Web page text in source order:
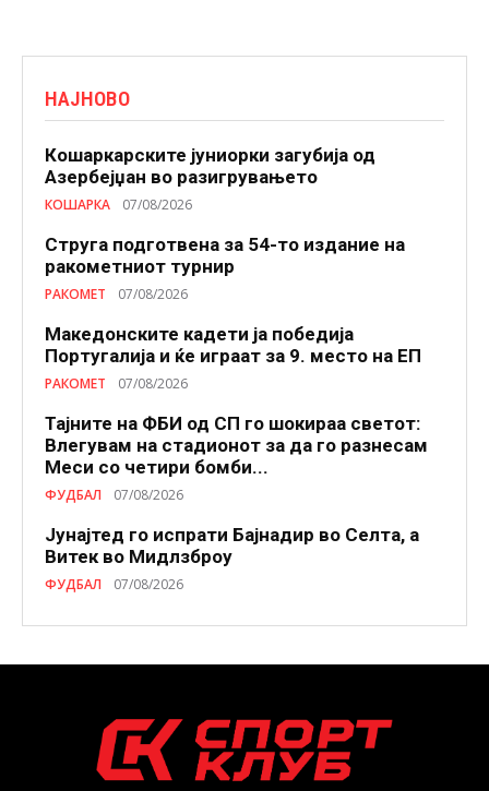
НАЈНОВО
Кошаркарските јуниорки загубија од
Азербејџан во разигрувањето
КОШАРКА 07/08/2026
Струга подготвена за 54-то издание на
ракометниот турнир
РАКОМЕТ 07/08/2026
Македонските кадети ја победија
Португалија и ќе играат за 9. место на ЕП
РАКОМЕТ 07/08/2026
Тајните на ФБИ од СП го шокираа светот:
Влегувам на стадионот за да го разнесам
Меси со четири бомби...
ФУДБАЛ 07/08/2026
Јунајтед го испрати Бајнадир во Селта, а
Витек во Мидлзброу
ФУДБАЛ 07/08/2026